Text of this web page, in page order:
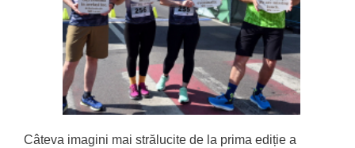
Câteva imagini mai strălucite de la prima ediție a